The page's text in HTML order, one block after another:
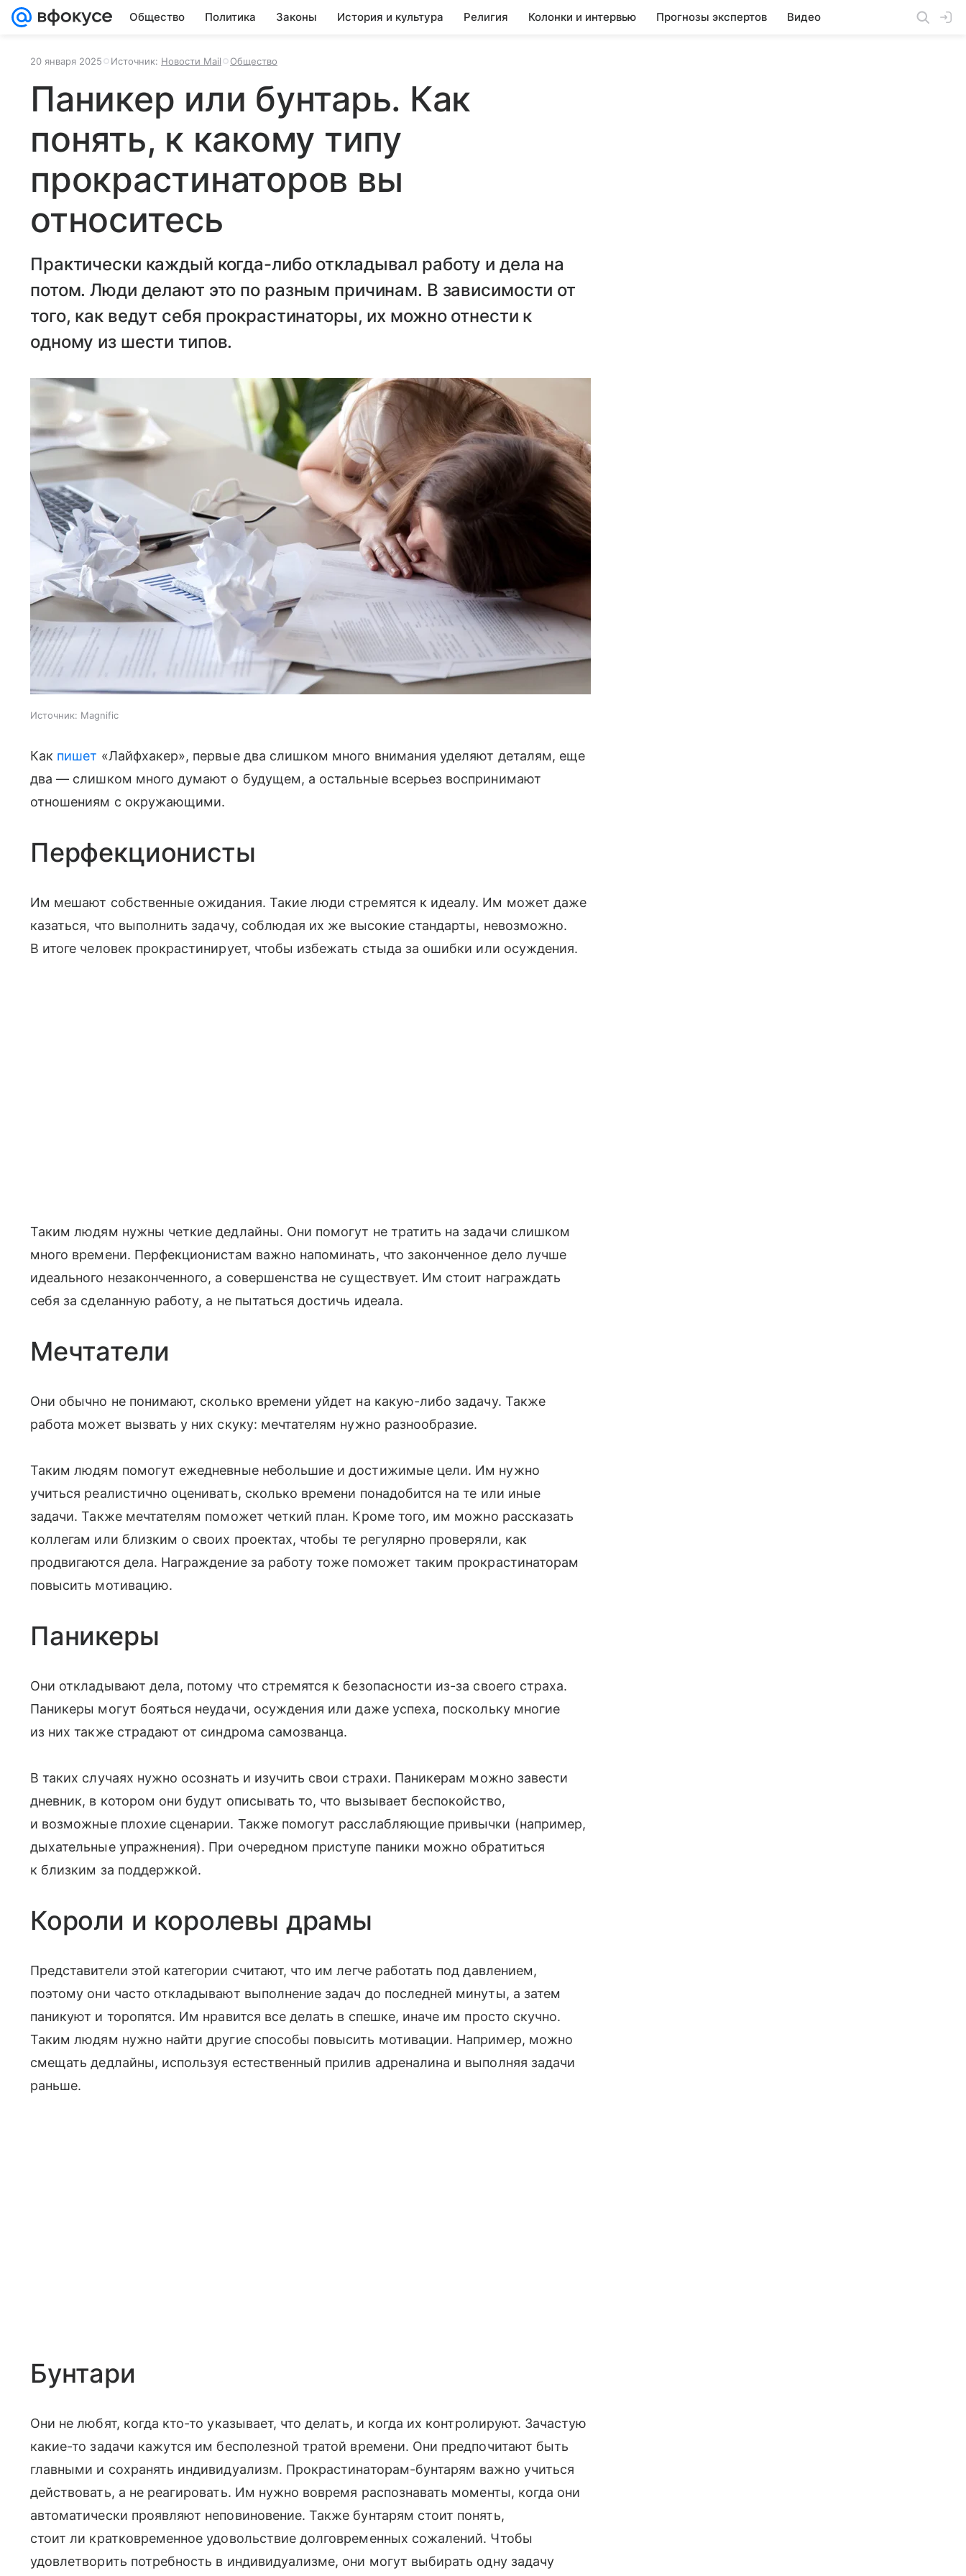
Общество Политика Законы История и культура Религия Колонки и интервью Прогнозы экспертов Видео
20 января 2025 Источник: Новости Mail Общество
Паникер или бунтарь. Как
понять, к какому типу
прокрастинаторов вы
относитесь
Практически каждый когда-либо откладывал работу и дела на
потом. Люди делают это по разным причинам. В зависимости от
того, как ведут себя прокрастинаторы, их можно отнести к
одному из шести типов.
Источник: Magnific
Как пишет «Лайфхакер», первые два слишком много внимания уделяют деталям, еще
два — слишком много думают о будущем, а остальные всерьез воспринимают
отношениям с окружающими.
Перфекционисты
Им мешают собственные ожидания. Такие люди стремятся к идеалу. Им может даже
казаться, что выполнить задачу, соблюдая их же высокие стандарты, невозможно.
В итоге человек прокрастинирует, чтобы избежать стыда за ошибки или осуждения.
Таким людям нужны четкие дедлайны. Они помогут не тратить на задачи слишком
много времени. Перфекционистам важно напоминать, что законченное дело лучше
идеального незаконченного, а совершенства не существует. Им стоит награждать
себя за сделанную работу, а не пытаться достичь идеала.
Мечтатели
Они обычно не понимают, сколько времени уйдет на какую-либо задачу. Также
работа может вызвать у них скуку: мечтателям нужно разнообразие.
Таким людям помогут ежедневные небольшие и достижимые цели. Им нужно
учиться реалистично оценивать, сколько времени понадобится на те или иные
задачи. Также мечтателям поможет четкий план. Кроме того, им можно рассказать
коллегам или близким о своих проектах, чтобы те регулярно проверяли, как
продвигаются дела. Награждение за работу тоже поможет таким прокрастинаторам
повысить мотивацию.
Паникеры
Они откладывают дела, потому что стремятся к безопасности из-за своего страха.
Паникеры могут бояться неудачи, осуждения или даже успеха, поскольку многие
из них также страдают от синдрома самозванца.
В таких случаях нужно осознать и изучить свои страхи. Паникерам можно завести
дневник, в котором они будут описывать то, что вызывает беспокойство,
и возможные плохие сценарии. Также помогут расслабляющие привычки (например,
дыхательные упражнения). При очередном приступе паники можно обратиться
к близким за поддержкой.
Короли и королевы драмы
Представители этой категории считают, что им легче работать под давлением,
поэтому они часто откладывают выполнение задач до последней минуты, а затем
паникуют и торопятся. Им нравится все делать в спешке, иначе им просто скучно.
Таким людям нужно найти другие способы повысить мотивации. Например, можно
смещать дедлайны, используя естественный прилив адреналина и выполняя задачи
раньше.
Бунтари
Они не любят, когда кто-то указывает, что делать, и когда их контролируют. Зачастую
какие-то задачи кажутся им бесполезной тратой времени. Они предпочитают быть
главными и сохранять индивидуализм. Прокрастинаторам-бунтарям важно учиться
действовать, а не реагировать. Им нужно вовремя распознавать моменты, когда они
автоматически проявляют неповиновение. Также бунтарям стоит понять,
стоит ли кратковременное удовольствие долговременных сожалений. Чтобы
удовлетворить потребность в индивидуализме, они могут выбирать одну задачу